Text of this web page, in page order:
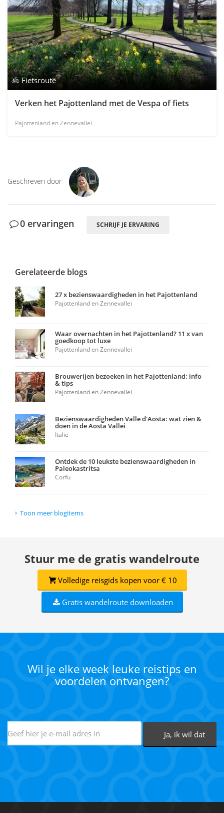
Fietsroute
Verken het Pajottenland met de Vespa of fiets
Pajottenland en Zennevallei
Geschreven door
0 ervaringen SCHRIJF JE ERVARING
Gerelateerde blogs
27 x bezienswaardigheden in het Pajottenland
Pajottenland en Zennevallei
Waar overnachten in het Pajottenland? 11 x van
goedkoop tot luxe
Pajottenland en Zennevallei
Brouwerijen bezoeken in het Pajottenland: info
& tips
Pajottenland en Zennevallei
Bezienswaardigheden Valle d'Aosta: wat zien &
doen in de Aosta Vallei
Italië
Ontdek de 10 leukste bezienswaardigheden in
Paleokastritsa
Corfu
Toon meer blogitems
Stuur me de gratis wandelroute
Volledige reisgids kopen voor € 10
Gratis wandelroute downloaden
Wil je elke week leuke reistips en
voordelen ontvangen?